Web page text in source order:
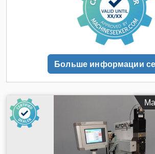
Больше информации